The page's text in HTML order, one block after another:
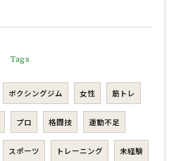
Tags
ボクシングジム 女性 筋トレ
プロ 格闘技 運動不足
スポーツ トレーニング 未経験